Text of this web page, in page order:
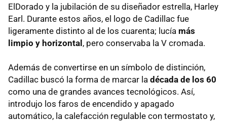
ElDorado y la jubilación de su diseñador estrella, Harley
Earl. Durante estos años, el logo de Cadillac fue
ligeramente distinto al de los cuarenta; lucía más
limpio y horizontal, pero conservaba la V cromada.
Además de convertirse en un símbolo de distinción,
Cadillac buscó la forma de marcar la década de los 60
como una de grandes avances tecnológicos. Así,
introdujo los faros de encendido y apagado
automático, la calefacción regulable con termostato y,